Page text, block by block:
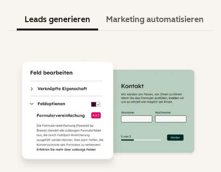
Leads generieren Marketing automatisieren